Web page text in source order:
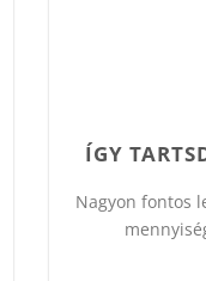
ÍGY
Nagyon fontos